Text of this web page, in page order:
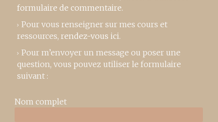
formulaire de commentaire.
Pour vous renseigner sur mes cours et
ressources, rendez-vous ici.
Pour m’envoyer un message ou poser une
question, vous pouvez utiliser le formulaire
suivant :
Nom complet